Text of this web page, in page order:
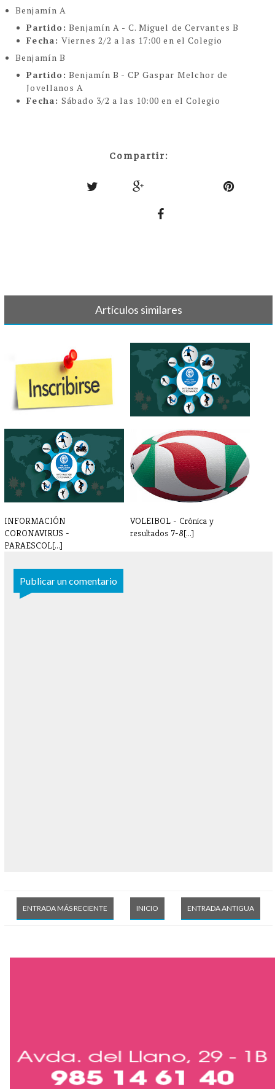
Benjamín A
Partido: Benjamín A - C. Miguel de Cervantes B
Fecha:Viernes 2/2 a las 17:00 en el Colegio
Benjamín B
Partido: Benjamín B - CP Gaspar Melchor de
Jovellanos A
Fecha:Sábado 3/2 a las 10:00 en el Colegio
Compartir:
Artículos similares
INSCRIPCIONES
PARAESCOLARES 2022 - [...]
IMPORTANTE - SUSPENSIÓN
ACTIVIDADES[...]
INFORMACIÓN
CORONAVIRUS -
PARAESCOL[...]
VOLEIBOL - Crónica y
resultados 7-8[...]
Publicar un comentario
ENTRADA MÁS RECIENTE ENTRADA ANTIGUA
INICIO